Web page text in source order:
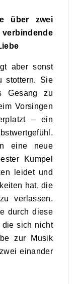
über zwei
aber sonst
stottern. Sie
Gesang zu
Vorsingen
– ein
eine neue
Kumpel
leidet und
hat, die
verlassen.
durch diese
die sich nicht
zur Musik
einander